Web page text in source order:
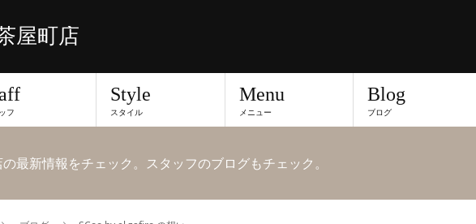
屋町店
フ
Style
スタイル
Menu
メニュー
Blog
ブログ
最新情報をチェック。スタッフのブログもチェック。